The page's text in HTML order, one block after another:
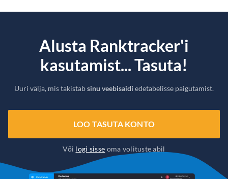
Alusta Ranktracker'i
kasutamist... Tasuta!
Uuri välja, mis takistabsinu veebisaidi edetabelisse paigutamist.
LOO TASUTA KONTO
Või logi sisse oma volituste abil